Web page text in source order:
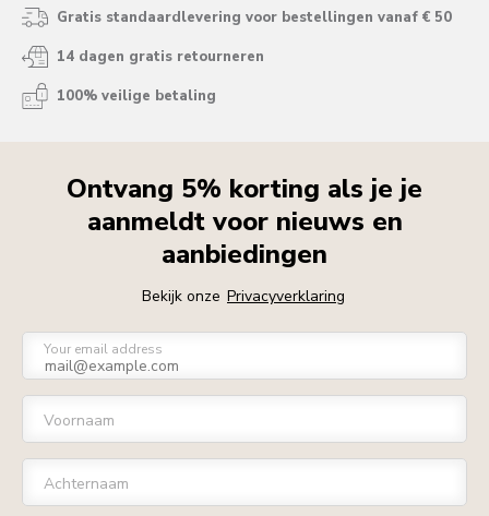
Gratis standaardlevering voor bestellingen vanaf € 50
14 dagen gratis retourneren
100% veilige betaling
Ontvang 5% korting als je je
aanmeldt voor nieuws en
aanbiedingen
Bekijk onze Privacyverklaring
Your email address
Voornaam
Achternaam